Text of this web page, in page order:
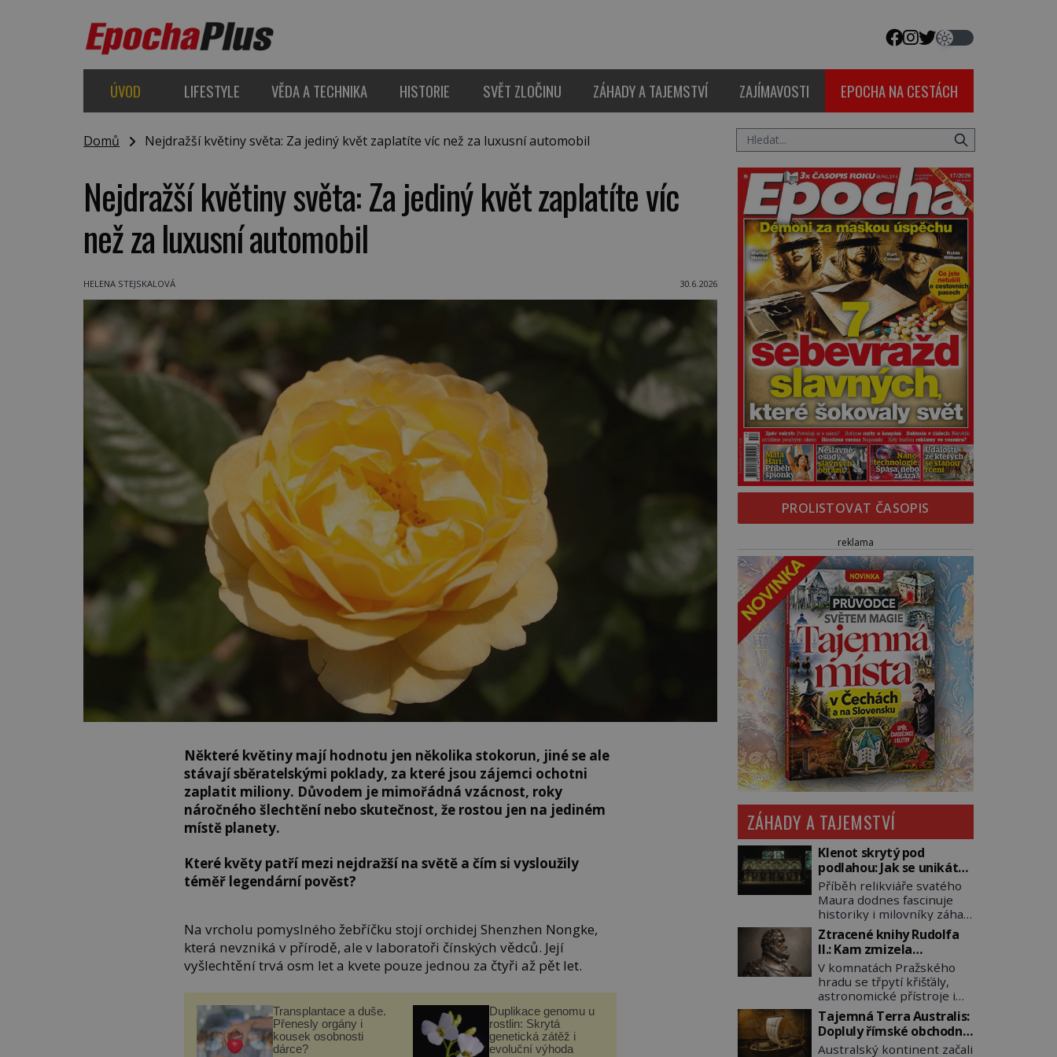
ÚVOD LIFESTYLE VĚDA A TECHNIKA HISTORIE SVĚT ZLOČINU ZÁHADY A TAJEMSTVÍ ZAJÍMAVOSTI EPOCHA NA CESTÁCH
Domů Nejdražší květiny světa: Za jediný květ zaplatíte víc než za luxusní automobil
Nejdražší květiny světa: Za jediný květ zaplatíte víc
než za luxusní automobil
HELENA STEJSKALOVÁ 30.6.2026
Některé květiny mají hodnotu jen několika stokorun, jiné se ale
stávají sběratelskými poklady, za které jsou zájemci ochotni
zaplatit miliony. Důvodem je mimořádná vzácnost, roky
náročného šlechtění nebo skutečnost, že rostou jen na jediném
místě planety.
Které květy patří mezi nejdražší na světě a čím si vysloužily
téměř legendární pověst?
Na vrcholu pomyslného žebříčku stojí orchidej Shenzhen Nongke,
která nevzniká v přírodě, ale v laboratoři čínských vědců. Její
vyšlechtění trvá osm let a kvete pouze jednou za čtyři až pět let.
Transplantace a duše.
Přenesly orgány i
kousek osobnosti
dárce?
Duplikace genomu u
rostlin: Skrytá
genetická zátěž i
evoluční výhoda
PROLISTOVAT ČASOPIS
reklama
ZÁHADY A TAJEMSTVÍ
Klenot skrytý pod
podlahou: Jak se unikátní
románský poklad dostal
do zapadlého Bečova?
Příběh relikviáře svatého
Maura dodnes fascinuje
historiky i milovníky záhad
po celém světě. Tato
románská zlatnická
památka ze 13. století je
po českých korunovačních
klenotech druhým
nejcennějším movitým
majetkem v České
republice. Přestože byl
klenot v roce 1985 po
Ztracené knihy Rudolfa
II.: Kam zmizela
nejzáhadnější knihovna
Evropy?
V komnatách Pražského
hradu se třpytí křišťály,
astronomické přístroje i
podivné alchymistické
rukopisy. Císař Rudolf II.
shromažďuje vše, co
souvisí s tajemstvím
Tajemná Terra Australis:
Dopluly římské obchodní
lodě až do Austrálie?
Australský kontinent začali